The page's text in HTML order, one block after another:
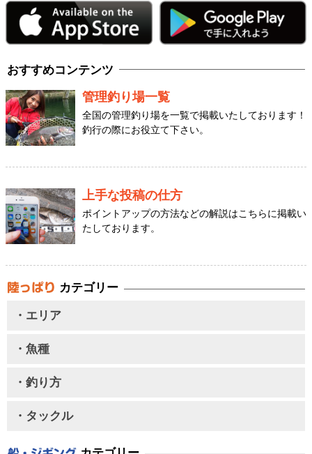
おすすめコンテンツ
管理釣り場一覧
全国の管理釣り場を一覧で掲載いたしております！
釣行の際にお役立て下さい。
上手な投稿の仕方
ポイントアップの方法などの解説はこちらに掲載い
たしております。
カテゴリー
・エリア
・魚種
・釣り方
・タックル